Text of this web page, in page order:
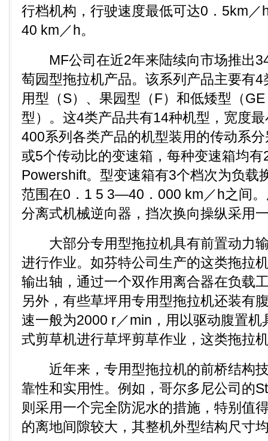
行档机构，行驶速度最低可达0．5km
40 km／h。
MF公司在近2年来陆续向市场推出
萄园型拖拉机产品。该系列产品主要有
用型（S）、果园型（F）和低矮型（
型）。这4类产品共有14种机型，宽度
400系列各类产品的机型装用的传动系
或5个传动比的变速箱，每种变速箱均
Powershift。型变速箱有3个档次为负载
范围在0．1 5 3—40．000 km／h之间
分离式机械逆向器，挡次换向操纵采用
大部分专用型拖拉机具有前置动力输
进行作业。如芬特公司生产的这类拖拉
输出轴，通过一个双作用离合器在负载
另外，有些草坪用专用型拖拉机还装有
速一般为2000 r／min，用以驱动腹置机
式剪草机进行草坪剪草作业，这类拖拉
近年来，专用型拖拉机的前桥结构技
靠性和实用性。例如，哥尔多尼公司的
则采用一个完全防泥水的措施，特别值
的离地间隙较大，其整机外型结构尺寸